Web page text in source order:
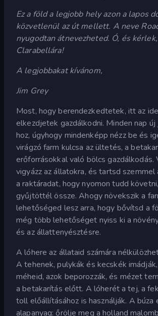
Ez a föld a legjobb hely azon a lapos
közvetlenül az út mellett. A neve
nyugodtan átnevezheted. Ó, és
Clarabellára!
A legjobbakat kívánom,
Jim Grey
Most, hogy berendezkedtetek, itt az
elkezdjetek gazdálkodni. Minden nap
hoz, úgyhogy mindenképp nézz be és
virágzó farm kulcsa az ültetés, a
erőforrásokkal való bölcs gazdálkodás.
vigyázz az állatokra, és tartsd
a raktáradat, hogy nyomon tudd
gyűjtöttél össze. Ahogy növekszik a
lehetőséged lesz arra, hogy bővítsd a
még több lehetőséget nyiss ki a
és az állattenyésztésre.
A lóhere az állataid számára
A tehenek, pulykák és kecskék
méheid, azok beporozzák, és mézet
a betakarítás előtt. A lóherét a tej, a
toll előállításához is használják. A búza
alapanyag: őrölje meg a holland